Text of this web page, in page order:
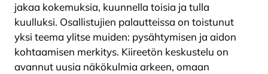
jakaa kokemuksia, kuunnella toisia ja tulla
kuulluksi. Osallistujien palautteissa on toistunut
yksi teema ylitse muiden: pysähtymisen ja aidon
kohtaamisen merkitys. Kiireetön keskustelu on
avannut uusia näkökulmia arkeen, omaan